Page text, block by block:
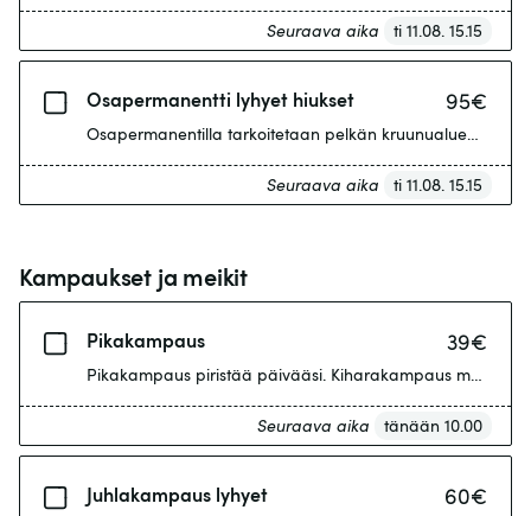
Seuraava aika ti 11.08. 15.15
Osapermanentti lyhyet hiukset 95€
Seuraava aika ti 11.08. 15.15
Kampaukset ja meikit
Pikakampaus 39€
Pikakampaus piristää päivääsi. Kiharakampaus max
Seuraava aika tänään 10.00
Juhlakampaus lyhyet 60€